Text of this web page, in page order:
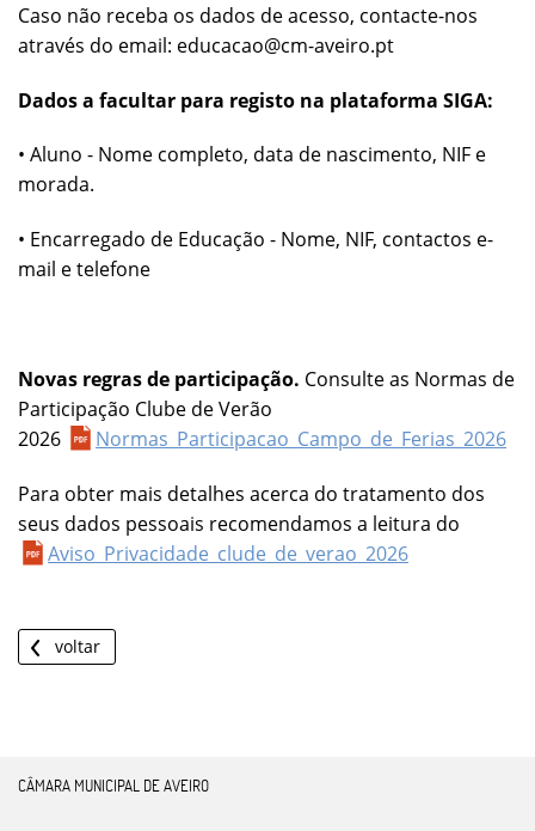
Caso não receba os dados de acesso, contacte-nos
através do email: educacao@cm-aveiro.pt
Dados a facultar para registo na plataforma SIGA:
• Aluno - Nome completo, data de nascimento, NIF e
morada.
• Encarregado de Educação - Nome, NIF, contactos e-
mail e telefone
Novas regras de participação. Consulte as Normas de
Participação Clube de Verão
2026
Normas_Participacao_Campo_de_Ferias_2026
Para obter mais detalhes acerca do tratamento dos
seus dados pessoais recomendamos a leitura do
Aviso_Privacidade_clude_de_verao_2026
voltar
CÂMARA MUNICIPAL DE AVEIRO